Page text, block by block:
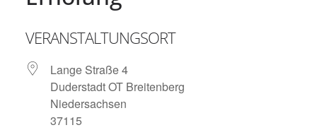
VERANSTALTUNGSORT
Lange Straße 4
Duderstadt OT Breitenberg
Niedersachsen
37115